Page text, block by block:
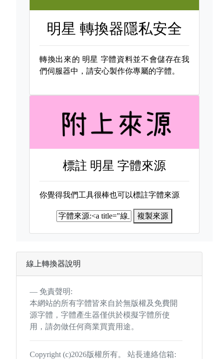
明星 轉換器隱私安全
轉換出來的 明星 字體資料並不會儲存在我
們伺服器中，請安心製作你專屬的字體。
標註 明星 字體來源
你覺得我們工具很棒也可以標註字體來源
複製來源
線上轉換器說明
免責聲明:
本網站的所有字體皆來自於無版權及免費開
源字體，字體產生器僅供於模擬字體所使
用，請勿做任何商業買賣用途。
Copyright (c)2026版權所有。 站長連絡信箱: